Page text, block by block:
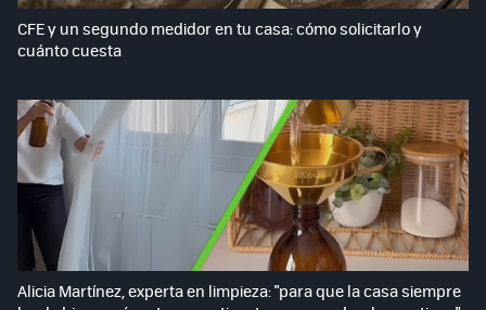
CFE y un segundo medidor en tu casa: cómo solicitarlo y
cuánto cuesta
Alicia Martínez, experta en limpieza: "para que la casa siempre